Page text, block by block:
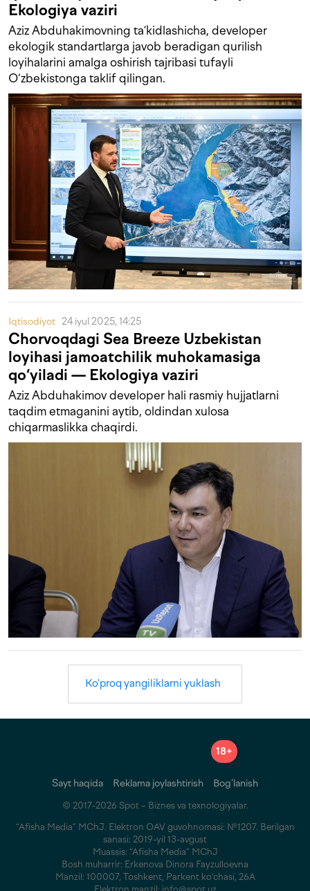
Ekologiya vaziri
Aziz Abduhakimovning ta’kidlashicha, developer
ekologik standartlarga javob beradigan qurilish
loyihalarini amalga oshirish tajribasi tufayli
O‘zbekistonga taklif qilingan.
Iqtisodiyot 24 iyul 2025, 14:25
Chorvoqdagi Sea Breeze Uzbekistan
loyihasi jamoatchilik muhokamasiga
qo‘yiladi — Ekologiya vaziri
Aziz Abduhakimov developer hali rasmiy hujjatlarni
taqdim etmaganini aytib, oldindan xulosa
chiqarmaslikka chaqirdi.
Ko'proq yangiliklarni yuklash
18+
Sayt haqida Reklama joylashtirish Bog‘lanish
© 2017-2026 Spot – Biznes va texnologiyalar.
“Afisha Media” MChJ. Elektron OAV guvohnomasi: №1207. Berilgan
sanasi: 2019-yil 13-avgust
Muassis: “Afisha Media” MChJ
Bosh muharrir: Erkenova Dinora Fayzulloevna
Manzil: 100007, Toshkent, Parkent ko‘chasi, 26A